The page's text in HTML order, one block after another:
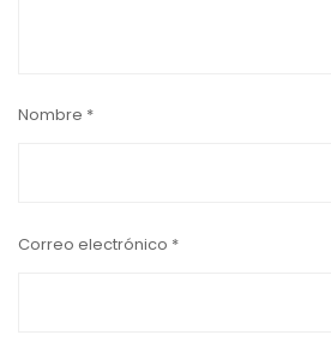
Nombre *
Correo electrónico *